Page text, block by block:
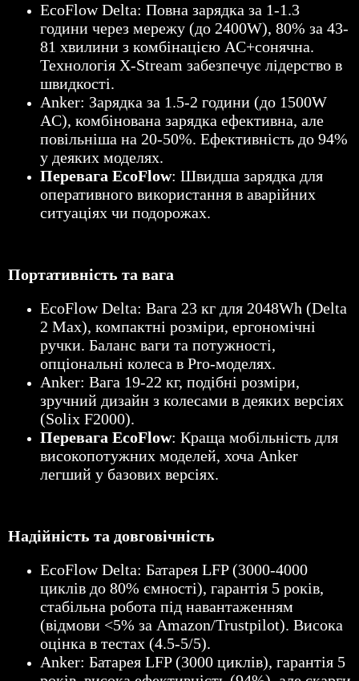
EcoFlow Delta: Повна зарядка за 1-1.3
години через мережу (до 2400W), 80% за 43-
81 хвилини з комбінацією AC+сонячна.
Технологія X-Stream забезпечує лідерство в
швидкості.
Anker: Зарядка за 1.5-2 години (до 1500W
AC), комбінована зарядка ефективна, але
повільніша на 20-50%. Ефективність до 94%
у деяких моделях.
Перевага EcoFlow: Швидша зарядка для
оперативного використання в аварійних
ситуаціях чи подорожах.
Портативність та вага
EcoFlow Delta: Вага 23 кг для 2048Wh (Delta
2 Max), компактні розміри, ергономічні
ручки. Баланс ваги та потужності,
опціональні колеса в Pro-моделях.
Anker: Вага 19-22 кг, подібні розміри,
зручний дизайн з колесами в деяких версіях
(Solix F2000).
Перевага EcoFlow: Краща мобільність для
високопотужних моделей, хоча Anker
легший у базових версіях.
Надійність та довговічність
EcoFlow Delta: Батарея LFP (3000-4000
циклів до 80% ємності), гарантія 5 років,
стабільна робота під навантаженням
(відмови <5% за Amazon/Trustpilot). Висока
оцінка в тестах (4.5-5/5).
Anker: Батарея LFP (3000 циклів), гарантія 5